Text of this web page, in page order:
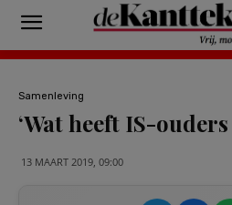
Samenleving
‘Wat heeft IS-
13 MAART 2019, 09:00